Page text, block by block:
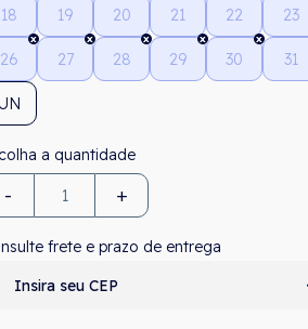
18 19 20 21 22 23
26 27 28 29 30 31
- +
frete e prazo de entrega